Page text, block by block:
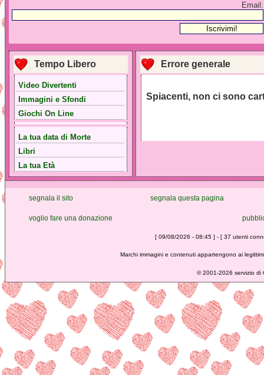
Email:
Tempo Libero
Video Divertenti
Immagini e Sfondi
Giochi On Line
La tua data di Morte
Libri
La tua Età
Errore generale
Spiacenti, non ci sono
segnala il sito segnala questa pagina
voglio fare una donazione
[ 09/08/2026 - 08:45 ] - [ 37 utenti
Marchi immagini e contenuti appartengono ai
©2001-2026 servizio di